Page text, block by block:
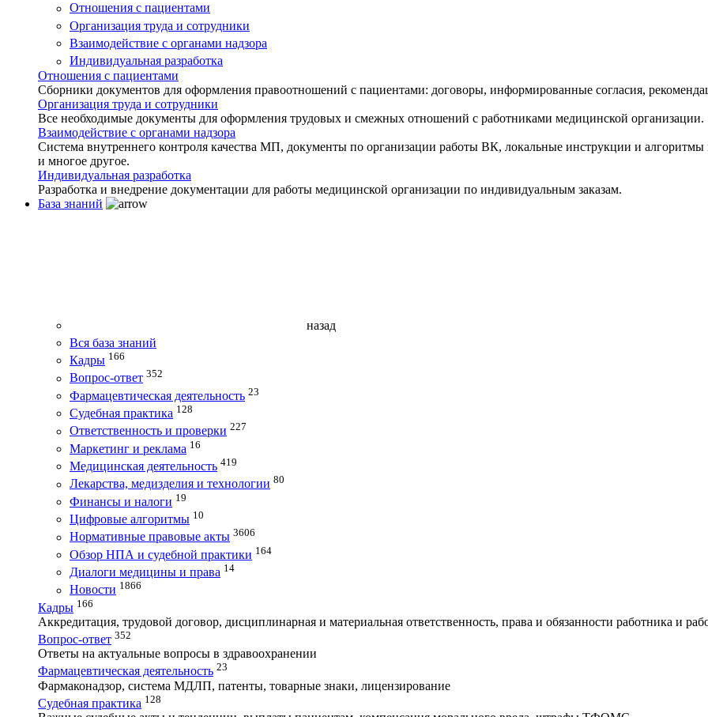
Отношения с пациентами
Организация труда и сотрудники
Взаимодействие с органами надзора
Индивидуальная разработка
Отношения с пациентами
Сборники документов для оформления правоотношений с пациентами: договоры, информированные согласия,
Организация труда и сотрудники
Все необходимые документы для оформления трудовых и смежных отношений с работниками медицинской организации.
Взаимодействие с органами надзора
Система внутреннего контроля качества МП, документы по организации работы ВК, локальные инструкции и
и многое другое.
Индивидуальная разработка
Разработка и внедрение документации для работы медицинской организации по индивидуальным заказам.
База знаний
назад
Вся база знаний
Кадры 166
Вопрос-ответ 352
Фармацевтическая деятельность 23
Судебная практика 128
Ответственность и проверки 227
Маркетинг и реклама 16
Медицинская деятельность 419
Лекарства, медизделия и технологии 80
Финансы и налоги 19
Цифровые алгоритмы 10
Нормативные правовые акты 3606
Обзор НПА и судебной практики 164
Диалоги медицины и права 14
Новости 1866
Кадры 166
Аккредитация, трудовой договор, дисциплинарная и материальная ответственность, права и обязанности работника и
Вопрос-ответ 352
Ответы на актуальные вопросы в здравоохранении
Фармацевтическая деятельность 23
Фармаконадзор, система МДЛП, патенты, товарные знаки, лицензирование
Судебная практика 128